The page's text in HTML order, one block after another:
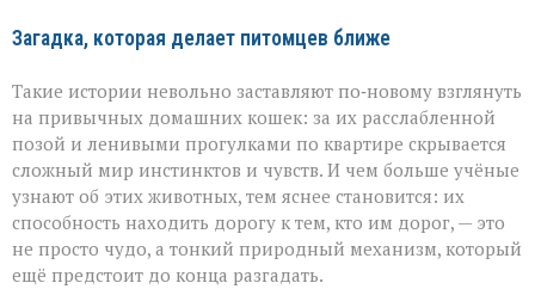
Загадка, которая делает питомцев ближе
Такие истории невольно заставляют по‑новому взглянуть
на привычных домашних кошек: за их расслабленной
позой и ленивыми прогулками по квартире скрывается
сложный мир инстинктов и чувств. И чем больше учёные
узнают об этих животных, тем яснее становится: их
способность находить дорогу к тем, кто им дорог, — это
не просто чудо, а тонкий природный механизм, который
ещё предстоит до конца разгадать.